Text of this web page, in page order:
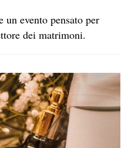
un evento pensato per
dei matrimoni.